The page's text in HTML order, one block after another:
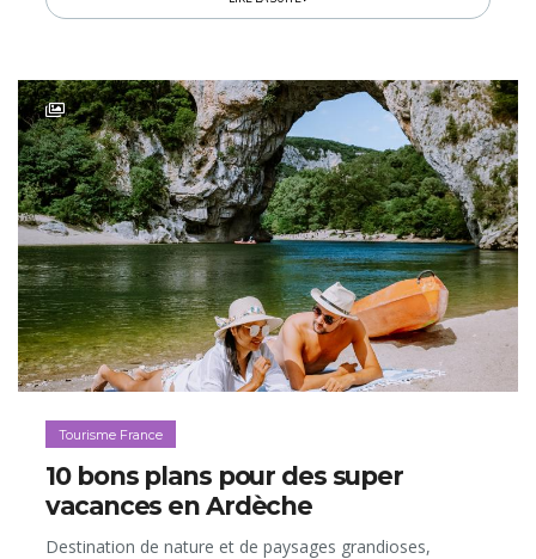
Tourisme France
10 bons plans pour des super
vacances en Ardèche
Destination de nature et de paysages grandioses,